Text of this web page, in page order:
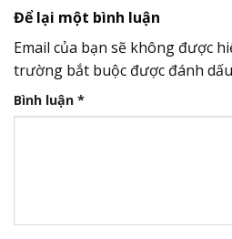
Để lại một bình luận
Email của bạn sẽ không được
trường bắt buộc được đánh dấu
Bình luận *